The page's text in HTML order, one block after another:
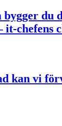
bygger du
it-chefens
kan vi